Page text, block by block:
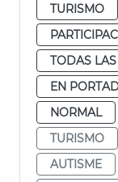
TURISMO
TODAS
EN
NORMAL
TURISMO
AUTISME